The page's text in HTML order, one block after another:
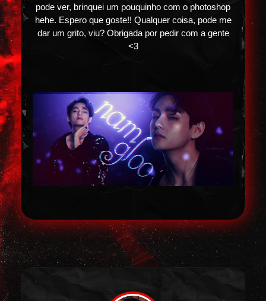
pode ver, brinquei um pouquinho com o photoshop
hehe. Espero que goste!! Qualquer coisa, pode me
dar um grito, viu? Obrigada por pedir com a gente
<3